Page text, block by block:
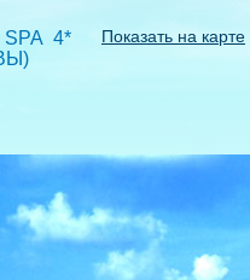
SPA 4*
)
Показать на карте